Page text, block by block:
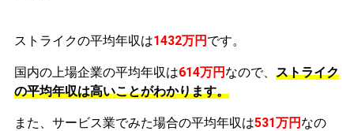
ストライクの平均年収は1432万円 です。
国内の上場企業の平均年収は614万円 なので、 ストライク
の平均年収は高いことがわかります。
また、サービス業でみた場合の平均年収は531万円 なの